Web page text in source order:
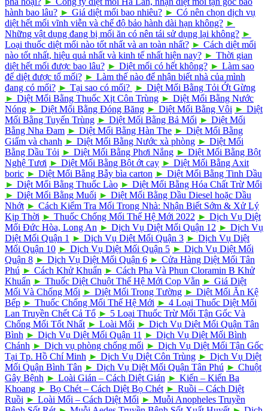
hành bao lâu? ► Giá diệt mối bao nhiêu? ► Có nên chọn dịch vụ
diệt hết mối vĩnh viễn và chế độ bảo hành dài hạn không? ►
Những vật dụng đang bị mối ăn có nên tái sử dụng lại không? ►
Loại thuốc diệt mối nào tốt nhất và an toàn nhất? ► Cách diệt mối
nào tốt nhất, hiệu quả nhất và kinh tế nhất hiện nay? ► Thời gian
diệt hết mối được bao lâu? ► Diệt mối có hết không? ► Làm sao
để diệt được tổ mối? ► Làm thế nào để nhận biết nhà của mình
đang có mối? ► Tại sao có mối? ► Diệt Mối Bằng Tỏi Ớt Gừng
► Diệt Mối Bằng Thuốc Xịt Côn Trùng ► Diệt Mối Bằng Nước
Nóng ► Diệt Mối Bằng Đóng Băng ► Diệt Mối Bằng Vôi ► Diệt
Mối Bằng Tuyến Trùng ► Diệt Mối Bằng Bả Mối ► Diệt Mối
Bằng Nha Đam ► Diệt Mối Bằng Hàn The ► Diệt Mối Bằng
Giấm và chanh ► Diệt Mối Bằng Nước xà phòng ► Diệt Mối
Bằng Dầu Tỏi ► Diệt Mối Bằng Phơi Nắng ► Diệt Mối Bằng Bột
Nghệ Tươi ► Diệt Mối Bằng Bột ớt cay ► Diệt Mối Bằng Axit
boric ► Diệt Mối Bằng Bẫy bìa carton ► Diệt Mối Bằng Tinh Dầu
► Diệt Mối Bằng Thuốc Lào ► Diệt Mối Bằng Hóa Chất Trừ Mối
► Diệt Mối Bằng Muối ► Diệt Mối Bằng Dầu Diesel hoặc Dầu
Nhớt ► Cách Kiểm Tra Mối Trong Nhà: Nhận Biết Sớm & Xử Lý
Kịp Thời ► Thuốc Chống Mối Thế Hệ Mới 2022 ► Dịch Vụ Diệt
Mối Đức Hòa, Long An ► Dịch Vụ Diệt Mối Quận 12 ► Dịch Vụ
Diệt Mối Quận 1 ► Dịch Vụ Diệt Mối Quận 3 ► Dịch Vụ Diệt
Mối Quận 10 ► Dịch Vụ Diệt Mối Quận 5 ► Dịch Vụ Diệt Mối
Quận 8 ► Dịch Vụ Diệt Mối Quận 6 ► Cửa Hàng Diệt Mối Tân
Phú ► Cách Khử Khuẩn ► Cách Pha Và Phun Cloramin B Khử
Khuẩn ► Thuốc Diệt Chuột Thế Hệ Mới Cọp Vằn ► Giá Diệt
Mối Và Chống Mối ► Diệt Mối Trong Tường ► Diệt Mối Ăn Kệ
Bếp ► Thuốc Chống Mối Thế Hệ Mới ► 4 Loại Thuốc Diệt Mối
Lan Truyền Chết Cả Tổ ► 5 Loại Thuốc Trừ Mối Tận Gốc Và
Chống Mối Tốt Nhất ► Loài Mối ► Dịch Vụ Diệt Mối Quận Tân
Bình ► Dịch Vụ Diệt Mối Quận 11 ► Dịch Vụ Diệt Mối Bình
Chánh ► Dịch vụ phòng chống mối ► Dịch Vụ Diệt Mối Tận Gốc
Tại Tp. Hồ Chí Minh ► Dịch Vụ Diệt Côn Trùng ► Dịch Vụ Diệt
Mối Quận Bình Tân ► Dịch Vụ Diệt Mối Quận Tân Phú ► Chuột
Gây Bệnh ► Loài Gián – Cách Diệt Gián ► Kiến – Kiến Ba
Khoang ► Bọ Chét – Cách Diệt Bọ Chét ► Ruồi – Cách Diệt
Ruồi ► Loài Mối – Cách Diệt Mối ► Muỗi Anopheles Truyền